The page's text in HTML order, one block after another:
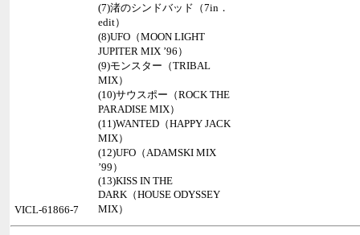
(7)渚のシンドバッド（7in．
edit）
(8)UFO（MOON LIGHT
JUPITER MIX ’96）
(9)モンスター（TRIBAL
MIX）
(10)サウスポー（ROCK THE
PARADISE MIX）
(11)WANTED（HAPPY JACK
MIX）
(12)UFO（ADAMSKI MIX
’99）
(13)KISS IN THE
DARK（HOUSE ODYSSEY
MIX）
VICL-61866-7